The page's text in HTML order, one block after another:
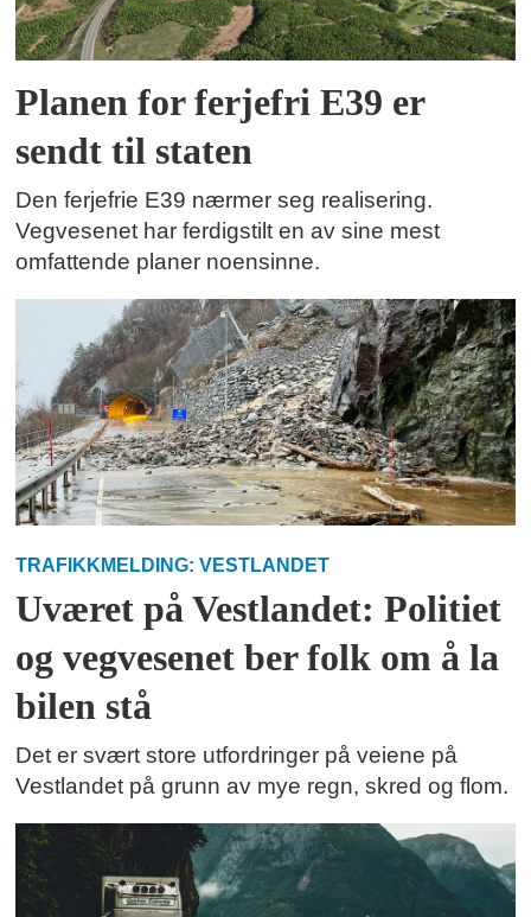
Planen for ferjefri E39 er
sendt til staten
Den ferjefrie E39 nærmer seg realisering.
Vegvesenet har ferdigstilt en av sine mest
omfattende planer noensinne.
TRAFIKKMELDING: VESTLANDET
Uværet på Vestlandet: Politiet
og vegvesenet ber folk om å la
bilen stå
Det er svært store utfordringer på veiene på
Vestlandet på grunn av mye regn, skred og flom.